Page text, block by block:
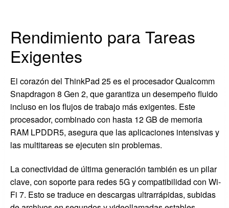
Rendimiento para Tareas
Exigentes
El corazón del ThinkPad 25 es el procesador Qualcomm
Snapdragon 8 Gen 2, que garantiza un desempeño fluido
incluso en los flujos de trabajo más exigentes. Este
procesador, combinado con hasta 12 GB de memoria
RAM LPDDR5, asegura que las aplicaciones intensivas y
las multitareas se ejecuten sin problemas.
La conectividad de última generación también es un pilar
clave, con soporte para redes 5G y compatibilidad con Wi-
Fi 7. Esto se traduce en descargas ultrarrápidas, subidas